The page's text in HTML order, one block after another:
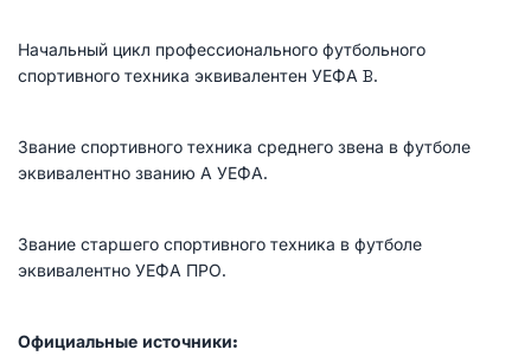
Начальный цикл профессионального футбольного
спортивного техника эквивалентен УЕФА B.
Звание спортивного техника среднего звена в футболе
эквивалентно званию А УЕФА.
Звание старшего спортивного техника в футболе
эквивалентно УЕФА ПРО.
Официальные источники: